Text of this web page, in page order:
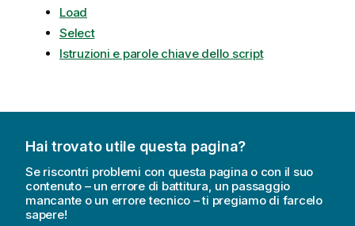
Load
Select
Istruzioni e parole chiave dello script
Hai trovato utile questa pagina?
Se riscontri problemi con questa pagina o con il suo
contenuto – un errore di battitura, un passaggio
mancante o un errore tecnico – ti pregiamo di farcelo
sapere!